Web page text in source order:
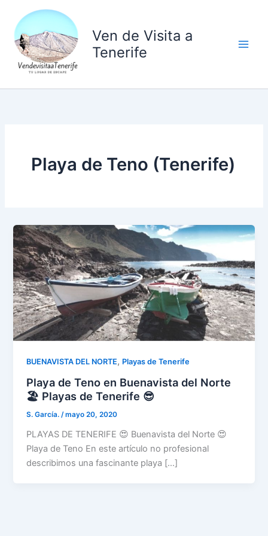
contenido
Ven de Visita a
Tenerife
Playa de Teno (Tenerife)
BUENAVISTA DEL NORTE, Playas de Tenerife
Playa de Teno en Buenavista del Norte
🏖️ Playas de Tenerife 😎
S. García. /mayo 20, 2020
PLAYAS DE TENERIFE 😍 Buenavista del Norte 😍
Playa de Teno En este artículo no profesional
describimos una fascinante playa […]